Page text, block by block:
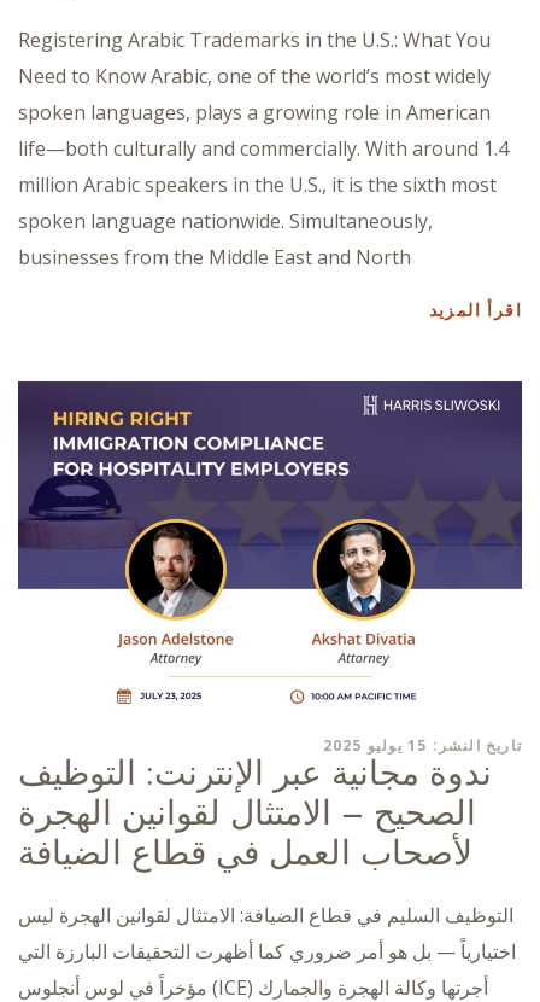
Registering Arabic Trademarks in the U.S.: What You
Need to Know Arabic, one of the world’s most widely
spoken languages, plays a growing role in American
life—both culturally and commercially. With around 1.4
million Arabic speakers in the U.S., it is the sixth most
spoken language nationwide. Simultaneously,
businesses from the Middle East and North
اقرأ المزيد
تاريخ النشر: 15 يوليو 2025
ندوة مجانية عبر الإنترنت: التوظيف
الصحيح – الامتثال لقوانين الهجرة
لأصحاب العمل في قطاع الضيافة
التوظيف السليم في قطاع الضيافة: الامتثال لقوانين الهجرة ليس
اختيارياً — بل هو أمر ضروري كما أظهرت التحقيقات البارزة التي
أجرتها وكالة الهجرة والجمارك (ICE) مؤخراً في لوس أنجلوس